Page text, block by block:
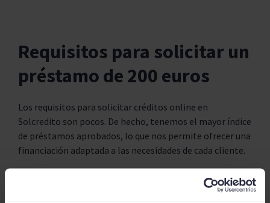
Requisitos para solicitar un
préstamo de 200 euros
Los requisitos para solicitar créditos online en
Solcredito son pocos. De hecho, tenemos el mayor índice
de préstamos aprobados, lo que nos permite ofrecer una
financiación adaptada a las necesidades de cada cliente.
El proceso es 100% online, muy rápido y en menos de 15
minutos tendrás una respuesta por parte de la entidad